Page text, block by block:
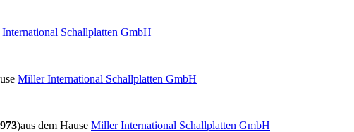
Schallplatten GmbH
Miller International Schallplatten GmbH
)aus dem Hause Miller International Schallplatten GmbH